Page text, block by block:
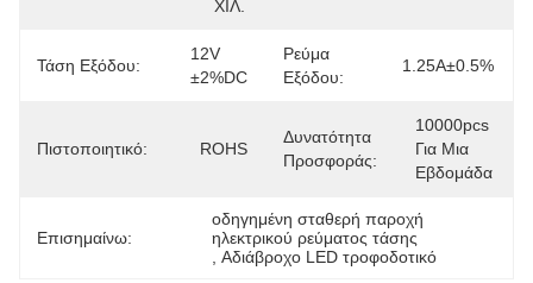
ΧΙΛ.
Τάση Εξόδου:
12V
±2%DC
Ρεύμα
Εξόδου:
1.25A±0.5%
Πιστοποιητικό: ROHS
Δυνατότητα
Προσφοράς:
10000pcs
Για Μια
Εβδομάδα
Επισημαίνω:
οδηγημένη σταθερή παροχή
ηλεκτρικού ρεύματος τάσης
, Αδιάβροχο LED τροφοδοτικό